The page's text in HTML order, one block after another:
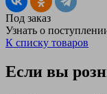
Под заказ
Узнать о
К списку товаров
Если вы